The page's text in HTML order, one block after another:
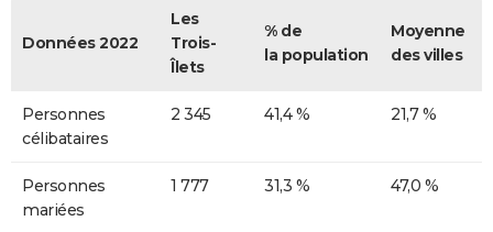
Données 2022
Les
Trois-
Îlets
% de
la population
Moyenne
des villes
Personnes
célibataires
2 345 41,4 % 21,7 %
Personnes
mariées
1 777 31,3 % 47,0 %